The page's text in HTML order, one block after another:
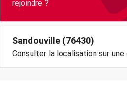
Sandouville (76430)
Consulter la localisation sur